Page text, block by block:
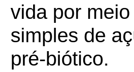
vida por
simples de
pré-biótico.